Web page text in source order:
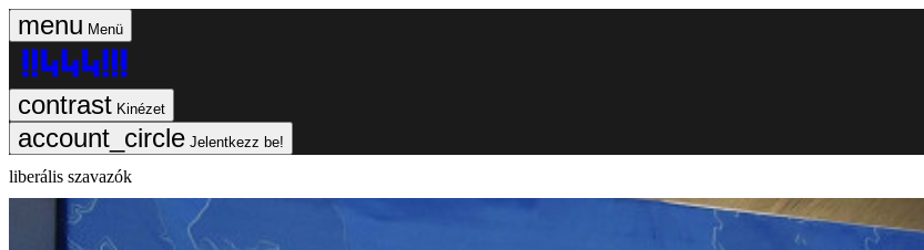
Menü
Kinézet
Jelentkezz be!
liberális szavazók